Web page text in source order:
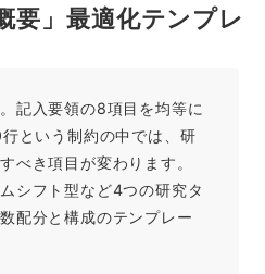
要」最適化テンプレ
記入要領の8項目を均等に
という制約の中では、研
べき項目が変わります。
シフト型など4つの研究タ
配分と構成のテンプレー